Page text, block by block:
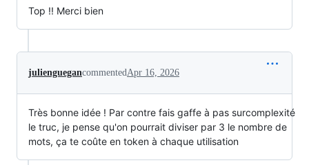
Top !! Merci bien
julienguegancommentedApr 16, 2026
Très bonne idée ! Par contre fais gaffe à pas surcomplexité
le truc, je pense qu'on pourrait diviser par 3 le nombre de
mots, ça te coûte en token à chaque utilisation